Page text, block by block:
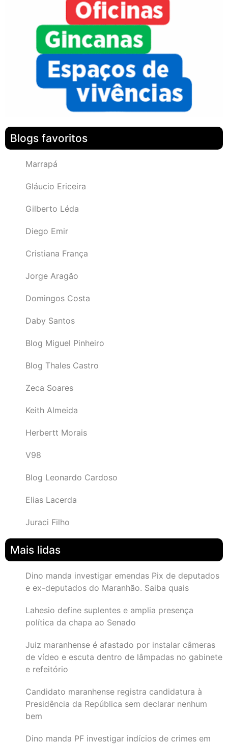
Blogs favoritos
Marrapá
Gláucio Ericeira
Gilberto Léda
Diego Emir
Cristiana França
Jorge Aragão
Domingos Costa
Daby Santos
Blog Miguel Pinheiro
Blog Thales Castro
Zeca Soares
Keith Almeida
Herbertt Morais
V98
Blog Leonardo Cardoso
Elias Lacerda
Juraci Filho
Mais lidas
Dino manda investigar emendas Pix de deputados
e ex-deputados do Maranhão. Saiba quais
Lahesio define suplentes e amplia presença
política da chapa ao Senado
Juiz maranhense é afastado por instalar câmeras
de vídeo e escuta dentro de lâmpadas no gabinete
e refeitório
Candidato maranhense registra candidatura à
Presidência da República sem declarar nenhum
bem
Dino manda PF investigar indícios de crimes em